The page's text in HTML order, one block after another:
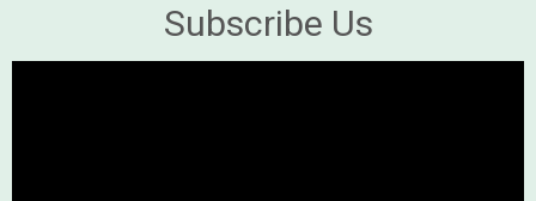
Subscribe Us